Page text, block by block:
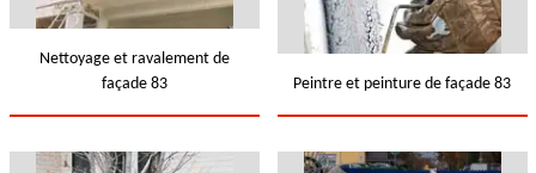
Nettoyage et ravalement de
façade 83
Peintre et peinture de façade 83